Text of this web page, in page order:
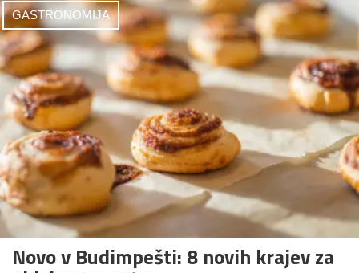
GASTRONOMIJA
Novo v Budimpešti: 8 novih krajev za